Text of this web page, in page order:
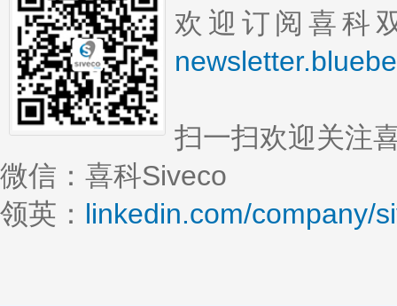
欢迎订阅喜科
扫一扫欢迎关注
微信：喜科Siveco
领英： linkedin.com/company/